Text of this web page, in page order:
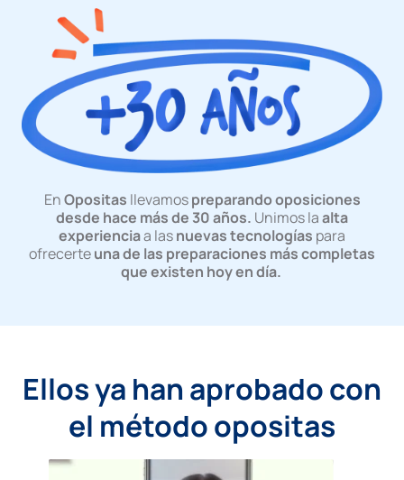
EnOpositas llevamospreparando oposiciones
desde hace más de 30 años. Unimos laalta
experienciaa lasnuevas tecnologías para
ofrecerteuna de las preparaciones más completas
que existen hoy en día.
Ellos ya han aprobado con
el método opositas